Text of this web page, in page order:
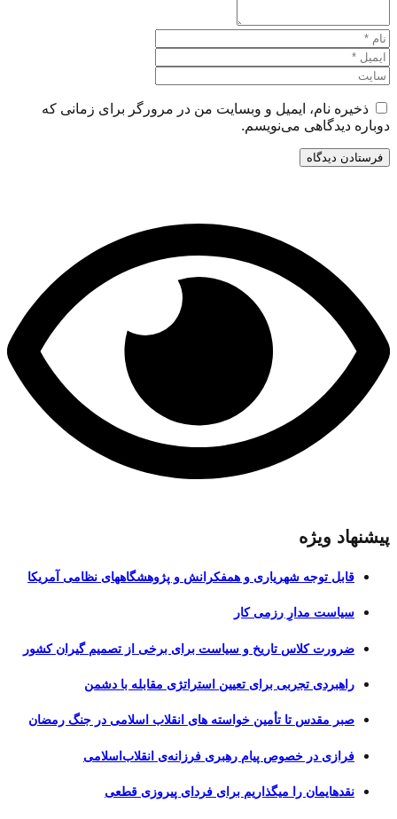
ذخیره نام، ایمیل و وبسایت من در مرورگر برای زمانی که
دوباره دیدگاهی می‌نویسم.
پیشنهاد ویژه
قابل توجه شهریاری و همفکرانش و پژوهشگاههای نظامی آمریکا
سیاست مدارِ رزمی کار
ضرورت کلاس تاریخ و سیاست برای برخی از تصمیم گیران کشور
راهبردی تجربی برای تعیین استراتژی مقابله با دشمن
صبر مقدس تا تأمین خواسته های انقلاب اسلامی در جنگ رمضان
فرازی در خصوص پیام رهبری فرزانه‌ی انقلاب‌اسلامی
نقدهایمان را میگذاریم برای فردای پیروزی قطعی